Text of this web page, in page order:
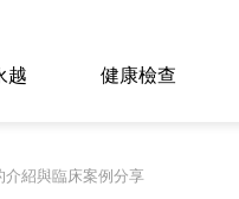
越 健康檢查
介紹與臨床案例分享